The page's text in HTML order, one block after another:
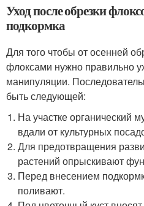
Уход после обрезки
подкормка
Для того чтобы от осенней
флоксами нужно правильно
манипуляции.
быть следующей:
На участке органический
вдали от культурных
Для предотвращения
растений опрыскивают
Перед внесением
поливают.